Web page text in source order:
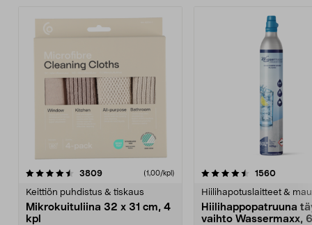
3809arvostelut (1,00/kpl)
Keittiön puhdistus & tiskaus
Mikrokuituliina 32 x 31 cm, 4
kpl
4.5viidestä
1560
Hiilihapotuslaitteet &
Hiilihappopatruuna
vaihto Wassermaxx,
4.5viidestä